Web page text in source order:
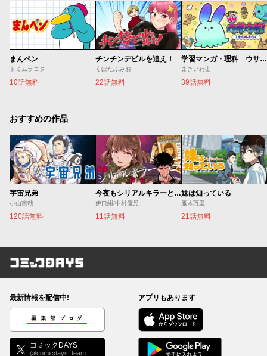
まんペン
トミムラコタ
10話無料
チンチンデビルを追え！
くぼたふみお
22話無料
学習マンガ・理科 ウサウサ！
まきいわ山
39話無料
おすすめの作品
宇宙兄弟
小山宙哉
120話無料
今夜もシリアルキラーと待ち合わせ
伊口紺/中村優児
11話無料
妹は知っている
雁木万里
21話無料
コミックDAYS
最新情報を配信中!
編集部ブログ
コミックDAYS
@comicdays_team
アプリもあります